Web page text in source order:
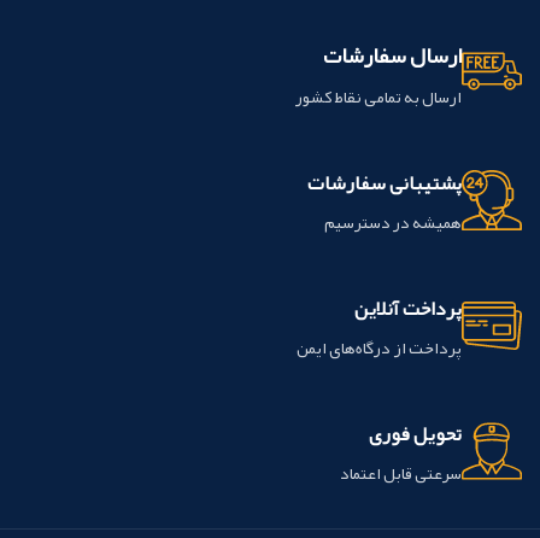
ارسال سفارشات
ارسال به تمامی نقاط کشور
پشتیبانی سفارشات
همیشه در دسترسیم
پرداخت آنلاین
پرداخت از درگاه‌های ایمن
تحویل فوری
سرعتی قابل اعتماد